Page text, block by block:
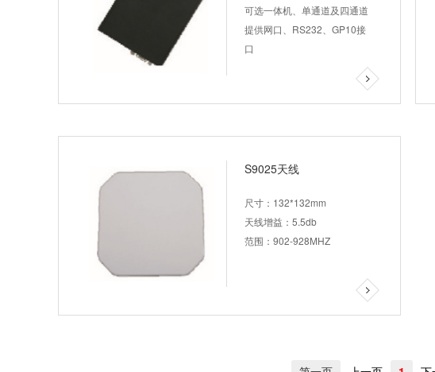
可选一体机、单通道及四通道
提供网口、RS232、GP10接
口
S9025天线
尺寸：132*132mm
天线增益：5.5db
范围：902-928MHZ